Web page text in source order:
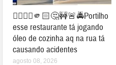
👉🏻👎🏻🫵🏻🤔🚧🚨🚔Portilho
esse restaurante tá jogando
óleo de cozinha aq na rua tá
causando acidentes
agosto 08, 2026